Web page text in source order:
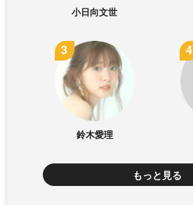
小日向文世
鈴木愛理
もっと見る